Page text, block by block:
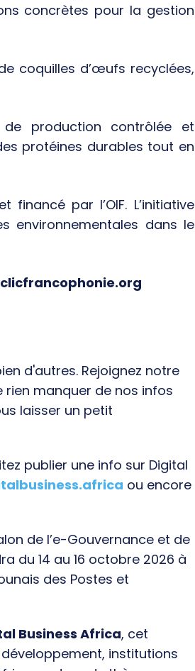
concrètes pour la gestion
coquilles d’œufs recyclées,
de production contrôlée et
protéines durables tout en
financé par l’OIF. L’initiative
environnementales dans le
d'autres. Rejoignez notre
rien manquer de nos infos
laisser un petit
publier une info sur Digital
ou encore
de l’e-Gouvernance et de
du 14 au 16 octobre 2026 à
des Postes et
Business Africa, cet
institutions